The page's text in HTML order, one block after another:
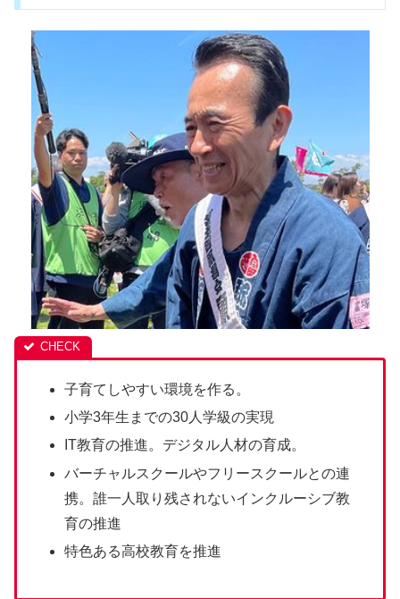
子育てしやすい環境を作る。
小学3年生までの30人学級の実現
IT教育の推進。デジタル人材の育成。
バーチャルスクールやフリースクールとの連
携。誰一人取り残されないインクルーシブ教
育の推進
特色ある高校教育を推進